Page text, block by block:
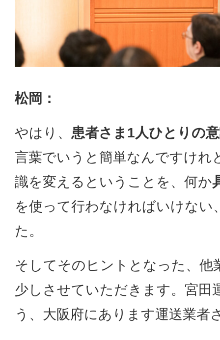
松岡：
やはり、 患者さま1人ひとりの
言葉でいうと簡単なんですけれ
識を変えるということを、何か
を使って行わなければいけない
た。
そしてそのヒントとなった、他
少しさせていただきます。宮田
う、大阪府にあります運送業者